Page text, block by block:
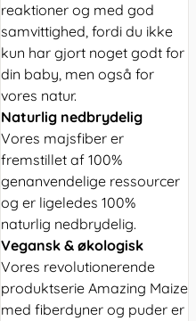
reaktioner og med god
samvittighed, fordi du ikke
kun har gjort noget godt for
din baby, men også for
vores natur.
Naturlig nedbrydelig
Vores majsfiber er
fremstillet af 100%
genanvendelige ressourcer
og er ligeledes 100%
naturlig nedbrydelig.
Vegansk & økologisk
Vores revolutionerende
produktserie Amazing Maize
med fiberdyner og puder er